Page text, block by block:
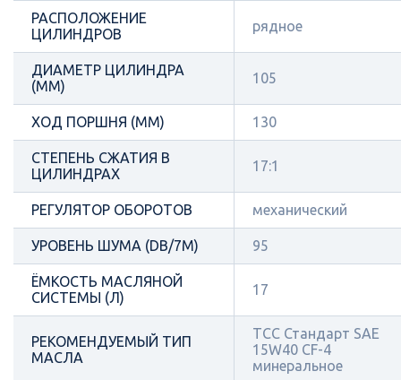
РАСПОЛОЖЕНИЕ
ЦИЛИНДРОВ
рядное
ДИАМЕТР ЦИЛИНДРА
(ММ)
105
ХОД ПОРШНЯ (ММ) 130
СТЕПЕНЬ СЖАТИЯ В
ЦИЛИНДРАХ
17:1
РЕГУЛЯТОР ОБОРОТОВ механический
УРОВЕНЬ ШУМА (DB/7М) 95
ЁМКОСТЬ МАСЛЯНОЙ
СИСТЕМЫ (Л)
17
РЕКОМЕНДУЕМЫЙ ТИП
МАСЛА
ТСС Стандарт SAE
15W40 CF-4
минеральное